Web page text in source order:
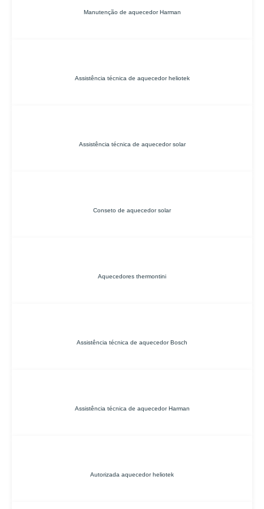
Manutenção de aquecedor Harman
Assistência técnica de aquecedor heliotek
Assistência técnica de aquecedor solar
Conseto de aquecedor solar
Aquecedores thermontini
Assistência técnica de aquecedor Bosch
Assistência técnica de aquecedor Harman
Autorizada aquecedor heliotek